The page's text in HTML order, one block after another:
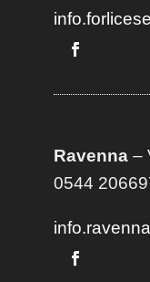
Ravenna–
0544